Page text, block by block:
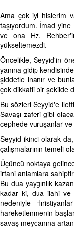
Ama çok iyi hislerim
taşıyordum. İmad
ve ona Hz.
yükseltemezdi.
Öncelikle, Seyyid'in
yanına gidip
şiddetle inanır ve
çok dikkatli bir şekilde
Bu sözleri Seyyid'e
Savaşı zaferi gibi
cephede vuruşanlar ve
Seyyid ikinci olarak
çalışmalarının temeli
Üçüncü noktaya
irfani anlamlara
Bu dua yaygınlık
kadar ki, dua ilahi ve
nedeniyle
hareketlenmenin
savaş meydanına